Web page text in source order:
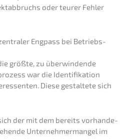
oder teurer Fehler
Engpass bei Betriebs­
größte, zu überwin­den­de
war die Identi­fi­ka­ti­on
Diese gestal­te­te sich
der mit dem bereits vorhan­de­
Unter­neh­mer­man­gel im